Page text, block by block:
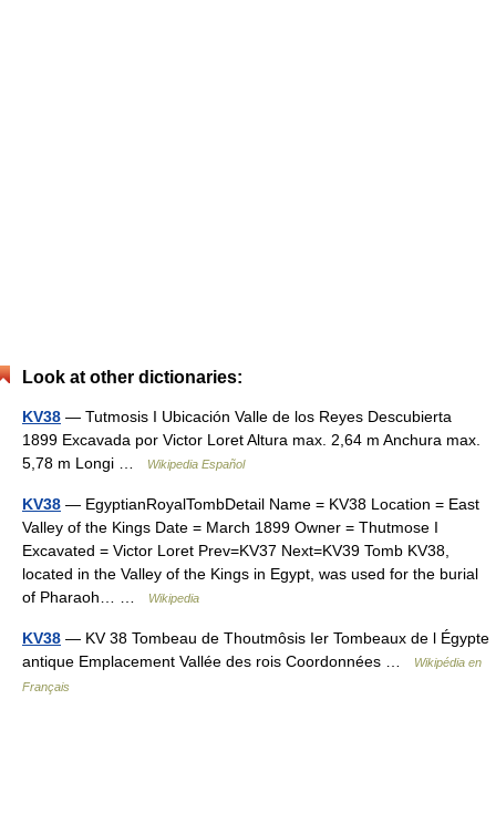
Look at other dictionaries:
KV38 — Tutmosis I Ubicación Valle de los Reyes Descubierta
1899 Excavada por Victor Loret Altura max. 2,64 m Anchura max.
5,78 m Longi …
Wikipedia Español
KV38 — EgyptianRoyalTombDetail Name = KV38 Location = East
Valley of the Kings Date = March 1899 Owner = Thutmose I
Excavated = Victor Loret Prev=KV37 Next=KV39 Tomb KV38,
located in the Valley of the Kings in Egypt, was used for the burial
of Pharaoh… …
Wikipedia
KV38 — KV 38 Tombeau de Thoutmôsis Ier Tombeaux de l Égypte
antique Emplacement Vallée des rois Coordonnées …
Wikipédia en
Français